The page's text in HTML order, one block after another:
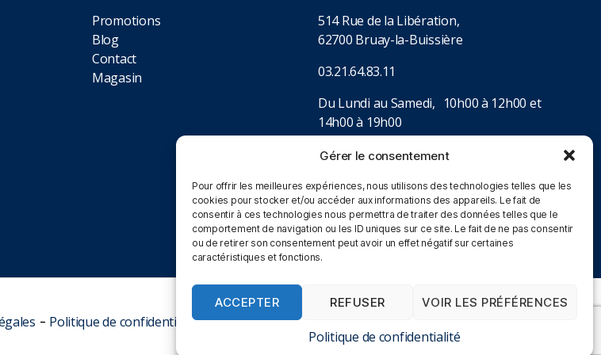
Gérer le consentement
Pour offrir les meilleures expériences, nous utilisons des technologies telles que les
cookies pour stocker et/ou accéder aux informations des appareils. Le fait de
consentir à ces technologies nous permettra de traiter des données telles que le
comportement de navigation ou les ID uniques sur ce site. Le fait de ne pas consentir
ou de retirer son consentement peut avoir un effet négatif sur certaines
caractéristiques et fonctions.
ACCEPTER REFUSER VOIR LES PRÉFÉRENCES
Politique de confidentialité
Promotions
Blog
Contact
Magasin
514 Rue de la Libération,
62700 Bruay-la-Buissière
03.21.64.83.11
Du Lundi au Samedi, 10h00 à 12h00 et
14h00 à 19h00
- Politique de confidentialité-CGV Click&Collect